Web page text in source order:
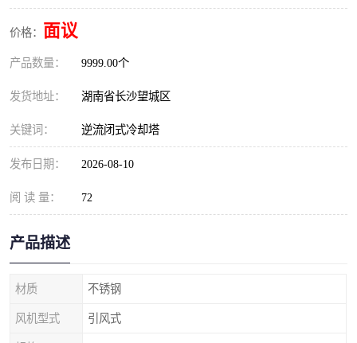
价格： 面议
产品数量： 9999.00个
发货地址： 湖南省长沙望城区
关键词： 逆流闭式冷却塔
发布日期： 2026-08-10
阅 读 量： 72
产品描述
材质 不锈钢
风机型式 引风式